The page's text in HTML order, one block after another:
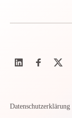
Datenschutzerklärung